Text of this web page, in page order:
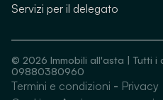
Servizi per il delegato
© 2026 Immobili all'asta | Tutti i
09880380960
Termini e condizioni - Privacy